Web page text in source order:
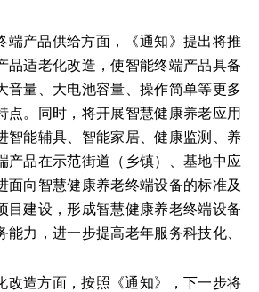
端产品供给方面，《通知》提出将推
品适老化改造，使智能终端产品具备
音量、大电池容量、操作简单等更多
点。同时，将开展智慧健康养老应用
智能辅具、智能家居、健康监测、养
产品在示范街道（乡镇）、基地中应
面向智慧健康养老终端设备的标准及
目建设，形成智慧健康养老终端设备
能力，进一步提高老年服务科技化、
改造方面，按照《通知》，下一步将